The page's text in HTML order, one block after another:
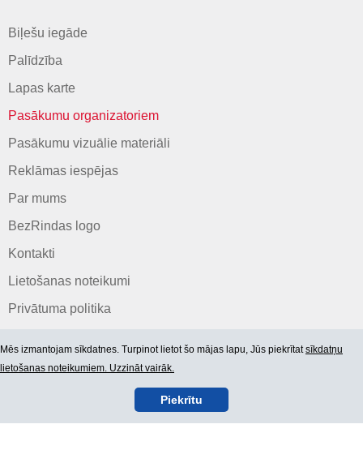
Biļešu iegāde
Palīdzība
Lapas karte
Pasākumu organizatoriem
Pasākumu vizuālie materiāli
Reklāmas iespējas
Par mums
BezRindas logo
Kontakti
Lietošanas noteikumi
Privātuma politika
Mēs izmantojam sīkdatnes. Turpinot lietot šo mājas lapu, Jūs piekrītatsīkdatņu
lietošanas noteikumiem. Uzzināt vairāk.
Piekrītu